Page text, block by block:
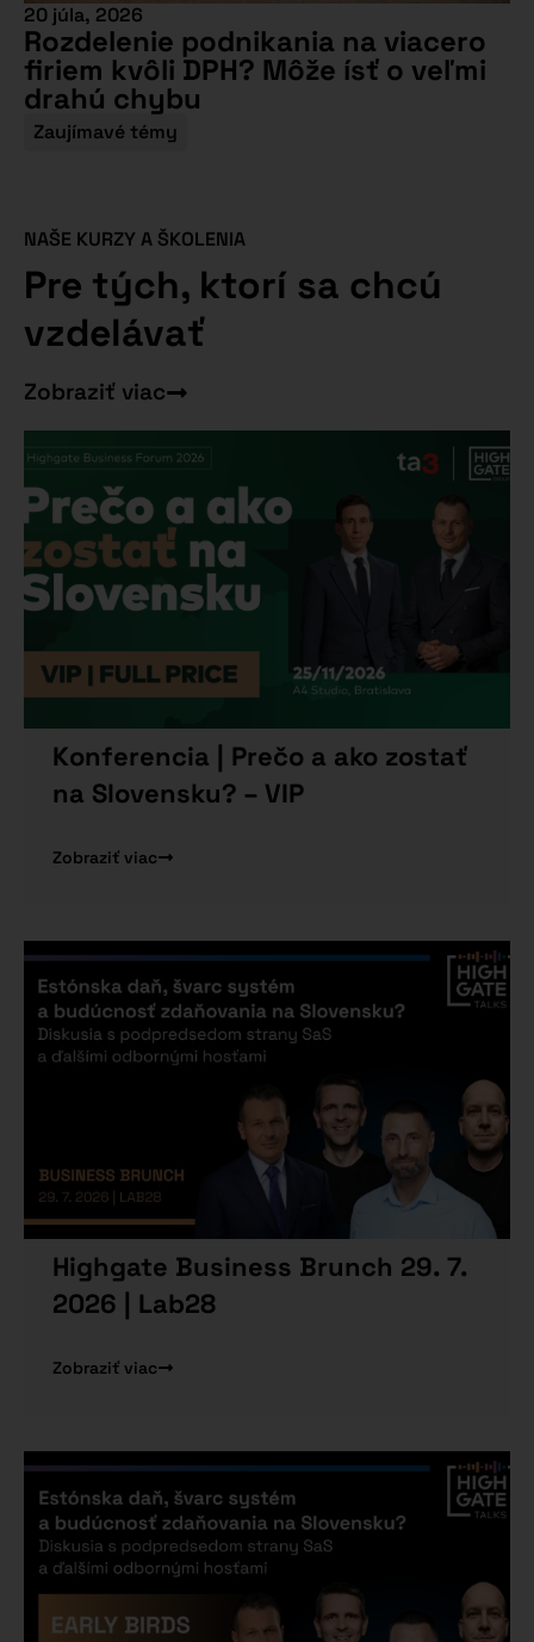
20 júla, 2026
Rozdelenie podnikania na viacero
firiem kvôli DPH? Môže ísť o veľmi
drahú chybu
Zaujímavé témy
NAŠE KURZY A ŠKOLENIA
Pre tých, ktorí sa chcú
vzdelávať
Zobraziť viac
Konferencia | Prečo a ako zostať
na Slovensku? – VIP
Zobraziť viac
Highgate Business Brunch 29. 7.
2026 | Lab28
Zobraziť viac